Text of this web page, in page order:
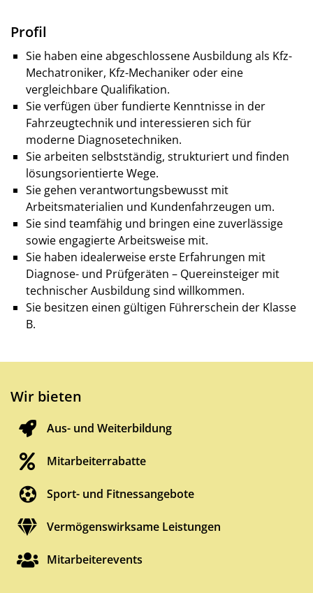
Profil
Sie haben eine abgeschlossene Ausbildung als Kfz-
Mechatroniker, Kfz-Mechaniker oder eine
vergleichbare Qualifikation.
Sie verfügen über fundierte Kenntnisse in der
Fahrzeugtechnik und interessieren sich für
moderne Diagnosetechniken.
Sie arbeiten selbstständig, strukturiert und finden
lösungsorientierte Wege.
Sie gehen verantwortungsbewusst mit
Arbeitsmaterialien und Kundenfahrzeugen um.
Sie sind teamfähig und bringen eine zuverlässige
sowie engagierte Arbeitsweise mit.
Sie haben idealerweise erste Erfahrungen mit
Diagnose- und Prüfgeräten – Quereinsteiger mit
technischer Ausbildung sind willkommen.
Sie besitzen einen gültigen Führerschein der Klasse
B.
Wir bieten
Aus- und Weiterbildung
Mitarbeiterrabatte
Sport- und Fitnessangebote
Vermögenswirksame Leistungen
Mitarbeiterevents